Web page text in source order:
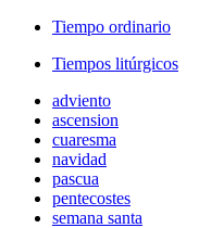
Tiempo ordinario
Tiempos litúrgicos
adviento
ascension
cuaresma
navidad
pascua
pentecostes
semana santa